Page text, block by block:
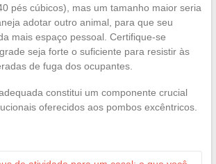
pés cúbicos), mas um tamanho maior seria
adotar outro animal, para que seu
mais espaço pessoal. Certifique-se
seja forte o suficiente para resistir às
de fuga dos ocupantes.
constitui um componente crucial
oferecidos aos pombos excêntricos.